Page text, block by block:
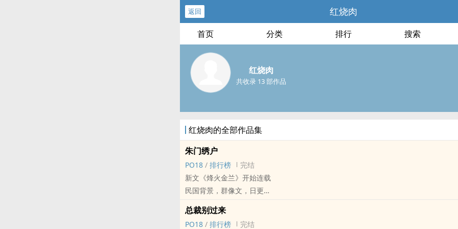
返回 红烧肉
首页 分类 排行 搜索
红烧肉
共收录 13 部作品
红烧肉的全部作品集
朱门绣户
PO18 / 排行榜
完结
新文《烽火金兰》开始连载
民国背景，群像文，日更
短篇集《秀色可餐》
总裁别过来
PO18 / 排行榜 完结